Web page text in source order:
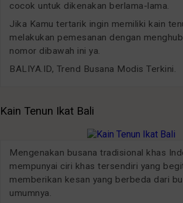
cocok untuk dikenakan berlama-lama.
Jika Kamu tertarik ingin memiliki kain
melakukan pemesanan dengan
nomor dibawah ini ya.
BALIYA.ID, Trend Busana Modis Terkini.
Kain Tenun Ikat Bali
Mengenakan busana tradisional khas
mempunyai ciri khas tersendiri yang
memberikan kesan yang berbeda dari
umumnya.